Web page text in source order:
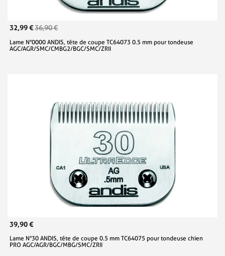
32,99 €36,90 €
Lame N°0000 ANDIS, tête de coupe TC64073 0.5 mm pour tondeuse
AGC/AGR/SMC/CMBG2/BGC/SMC/ZRII
39,90 €
Lame N°30 ANDIS, tête de coupe 0.5 mm TC64075 pour tondeuse chien
PRO AGC/AGR/BGC/MBG/SMC/ZRII